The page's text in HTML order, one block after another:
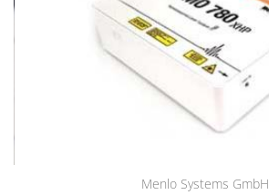
Menlo Systems GmbH